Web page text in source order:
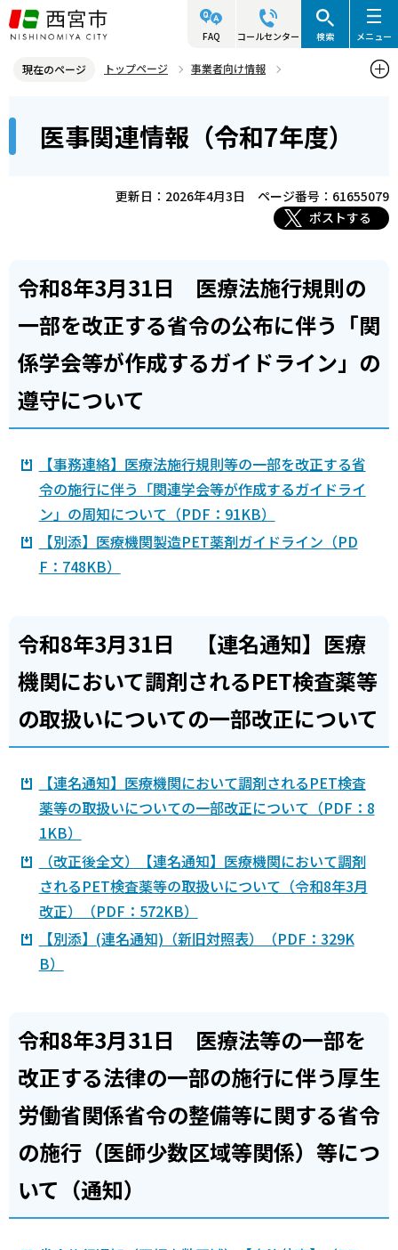
こ
の
ジ
先
FAQ コールセンター 検索 メニュー
現在のページ トップページ
事業者向け情報
医事関連情報（令和7年度）
こ
医事関連情報（令和7年度）
更新日：2026年4月3日
ページ番号：61655079
ポストする
令和8年3月31日 医療法施行規則の
一部を改正する省令の公布に伴う「関
係学会等が作成するガイドライン」の
遵守について
【事務連絡】医療法施行規則等の一部を改正する省
令の施行に伴う「関連学会等が作成するガイドライ
ン」の周知について（PDF：91KB）
【別添】医療機関製造PET薬剤ガイドライン（PD
F：748KB）
令和8年3月31日 【連名通知】医療
機関において調剤されるPET検査薬等
の取扱いについての一部改正について
【連名通知】医療機関において調剤されるPET検査
薬等の取扱いについての一部改正について（PDF：8
1KB）
（改正後全文）【連名通知】医療機関において調剤
されるPET検査薬等の取扱いについて（令和8年3月
改正）（PDF：572KB）
【別添】(連名通知)（新旧対照表）（PDF：329K
B）
令和8年3月31日 医療法等の一部を
改正する法律の一部の施行に伴う厚生
労働省関係省令の整備等に関する省令
の施行（医師少数区域等関係）等につ
いて（通知）